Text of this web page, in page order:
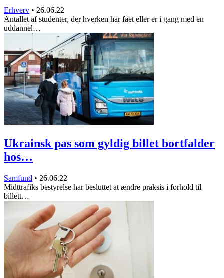
Erhverv • 26.06.22
Antallet af studenter, der hverken har fået eller er i gang med en
uddannel…
Ukrainsk pas som gyldig billet bortfalder
hos…
Samfund • 26.06.22
Midttrafiks bestyrelse har besluttet at ændre praksis i forhold til
billett…